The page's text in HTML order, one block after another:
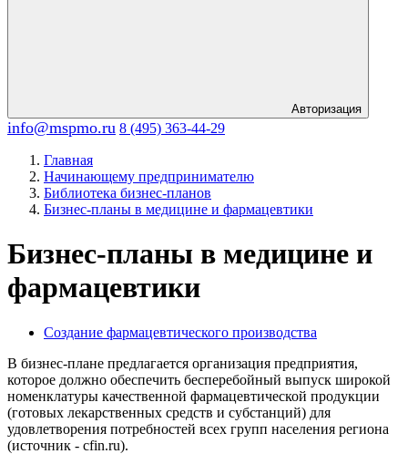
Авторизация
info@mspmo.ru 8 (495) 363-44-29
Главная
Начинающему предпринимателю
Библиотека бизнес-планов
Бизнес-планы в медицине и фармацевтики
Бизнес-планы в медицине и
фармацевтики
Создание фармацевтического производства
В бизнес-плане предлагается организация предприятия,
которое должно обеспечить бесперебойный выпуск широкой
номенклатуры качественной фармацевтической продукции
(готовых лекарственных средств и субстанций) для
удовлетворения потребностей всех групп населения региона
(источник - cfin.ru).